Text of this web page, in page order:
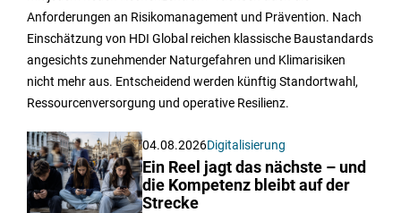
Anforderungen an Risikomanagement und Prävention. Nach
Einschätzung von HDI Global reichen klassische Baustandards
angesichts zunehmender Naturgefahren und Klimarisiken
nicht mehr aus. Entscheidend werden künftig Standortwahl,
Ressourcenversorgung und operative Resilienz.
04.08.2026Digitalisierung
Ein Reel jagt das nächste – und
die Kompetenz bleibt auf der
Strecke